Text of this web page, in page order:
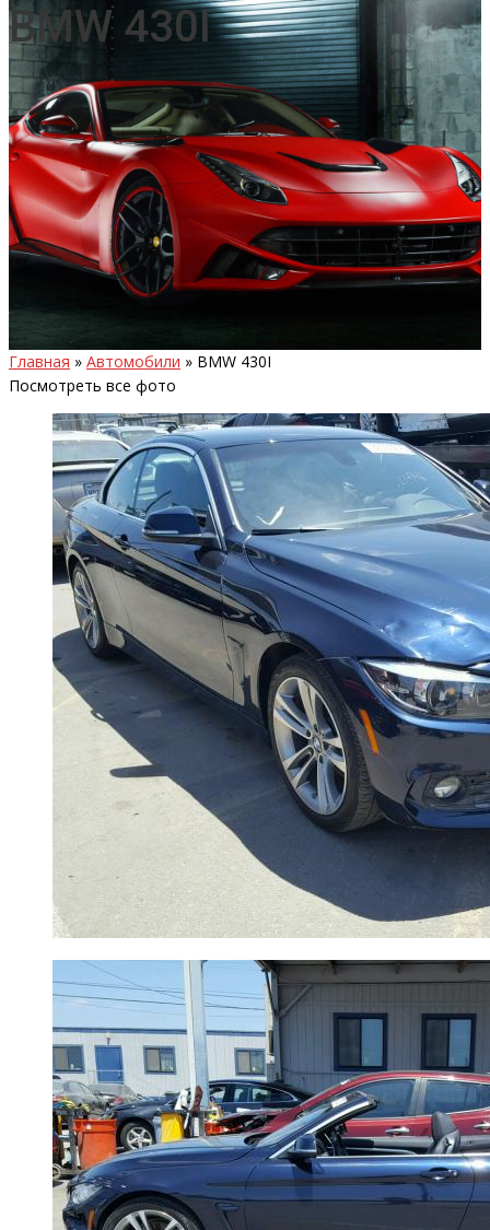
BMW 430I
Главная » Автомобили » BMW 430I
Посмотреть все фото